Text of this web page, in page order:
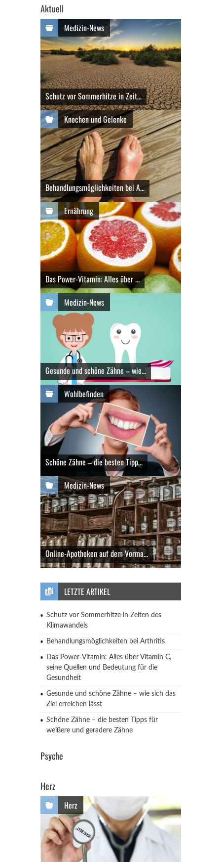
Aktuell
Medizin-News
Schutz vor Sommerhitze in Zeit...
Knochen und Gelenke
Behandlungsmöglichkeiten bei A...
Ernährung
Das Power-Vitamin: Alles über ...
Medizin-News
Gesunde und schöne Zähne – wie...
Wohlbefinden
Schöne Zähne – die besten Tipp...
Medizin-News
Online-Apotheken auf dem Vorma...
LETZTE ARTIKEL
Schutz vor Sommerhitze in Zeiten des
Klimawandels
Behandlungsmöglichkeiten bei Arthritis
Das Power-Vitamin: Alles über Vitamin C,
seine Quellen und Bedeutung für die
Gesundheit
Gesunde und schöne Zähne – wie sich das
Ziel erreichen lässt
Schöne Zähne – die besten Tipps für
weißere und geradere Zähne
Psyche
Herz
Herz